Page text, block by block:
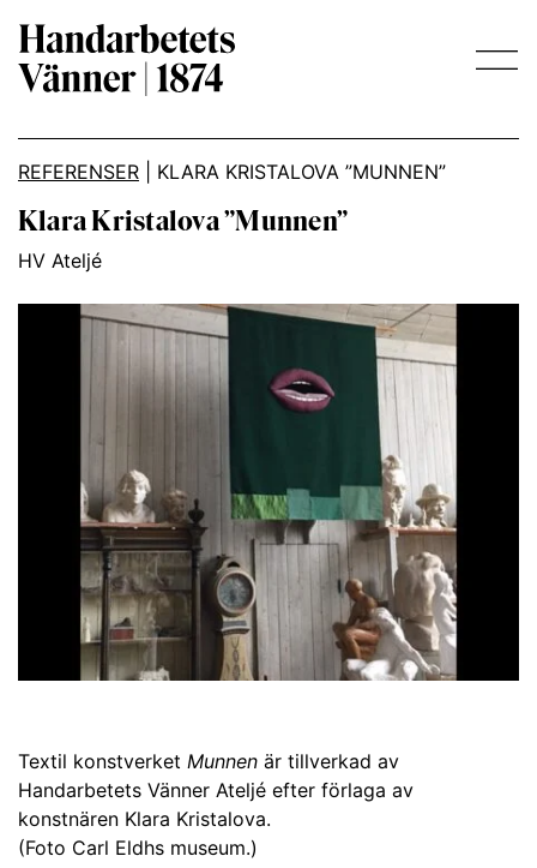
Main Navigation
REFERENSER KLARA KRISTALOVA ”MUNNEN”
Klara Kristalova ”Munnen”
HV Ateljé
Textil konstverket Munnen är tillverkad av
Handarbetets Vänner Ateljé efter förlaga av
konstnären Klara Kristalova.
(Foto Carl Eldhs museum.)